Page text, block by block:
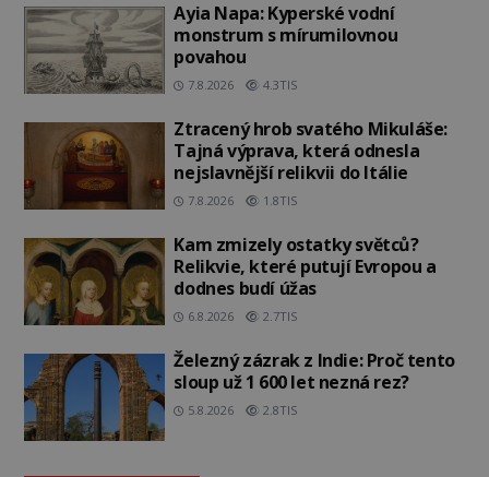
Ayia Napa: Kyperské vodní
monstrum s mírumilovnou
povahou
7.8.2026 4.3TIS
Ztracený hrob svatého Mikuláše:
Tajná výprava, která odnesla
nejslavnější relikvii do Itálie
7.8.2026 1.8TIS
Kam zmizely ostatky světců?
Relikvie, které putují Evropou a
dodnes budí úžas
6.8.2026 2.7TIS
Železný zázrak z Indie: Proč tento
sloup už 1 600 let nezná rez?
5.8.2026 2.8TIS